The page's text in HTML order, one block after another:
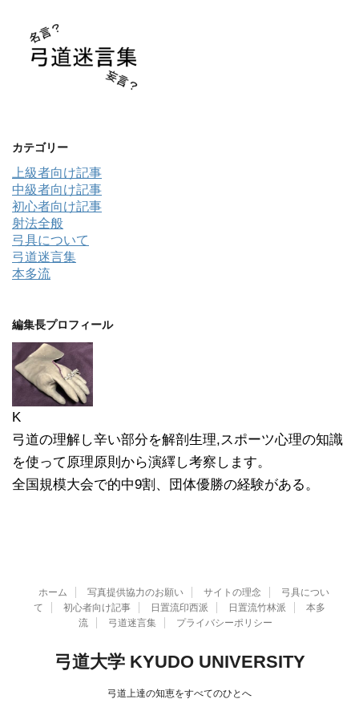
カテゴリー
上級者向け記事
中級者向け記事
初心者向け記事
射法全般
弓具について
弓道迷言集
本多流
編集長プロフィール
K
弓道の理解し辛い部分を解剖生理,スポーツ心理の知識
を使って原理原則から演繹し考察します。
全国規模大会で的中9割、団体優勝の経験がある。
ホーム 写真提供協力のお願い サイトの理念
弓具につい
て
初心者向け記事 日置流印西派 日置流竹林派
本多
流
弓道迷言集 プライバシーポリシー
弓道大学 KYUDO UNIVERSITY
弓道上達の知恵をすべてのひとへ